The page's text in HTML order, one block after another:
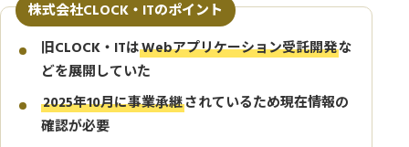
株式会社CLOCK・ITのポイント
旧CLOCK・ITはWebアプリケーション受託開発な
どを展開していた
2025年10月に事業承継されているため現在情報の
確認が必要